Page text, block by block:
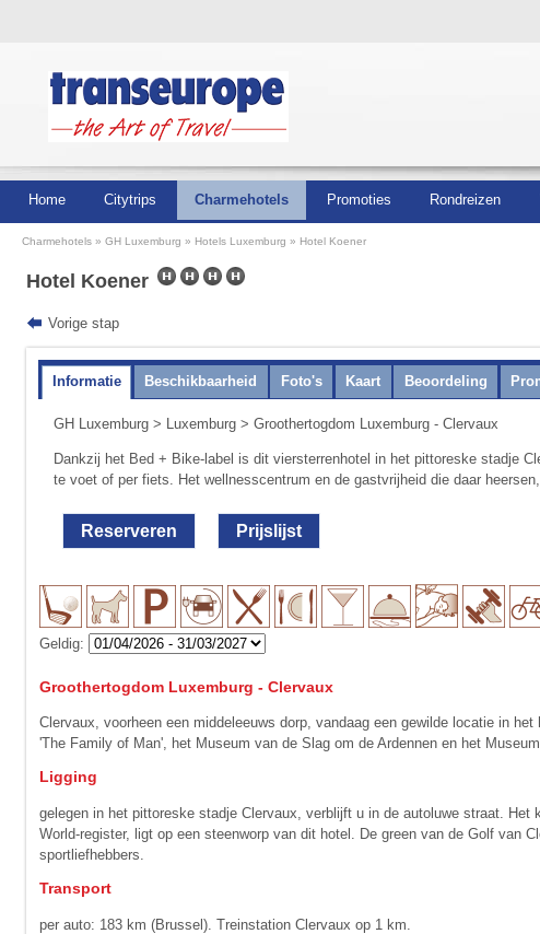
Home Citytrips Charmehotels Promoties Rondreizen
Charmehotels GH Luxemburg Hotels Luxemburg Hotel Koener
Hotel Koener
Vorige stap
Informatie Beschikbaarheid Foto's Kaart Beoordeling
GH Luxemburg > Luxemburg > Groothertogdom Luxemburg - Clervaux
Dankzij het Bed + Bike-label is dit viersterrenhotel in het pittoreske stadje
te voet of per fiets. Het wellnesscentrum en de gastvrijheid die daar
Reserveren Prijslijst
Geldig:
Groothertogdom Luxemburg - Clervaux
Clervaux, voorheen een middeleeuws dorp, vandaag een gewilde locatie in
'The Family of Man', het Museum van de Slag om de Ardennen en het
Ligging
gelegen in het pittoreske stadje Clervaux, verblijft u in de autoluwe straat.
World-register, ligt op een steenworp van dit hotel. De green van de Golf van
sportliefhebbers.
Transport
per auto: 183 km (Brussel). Treinstation Clervaux op 1 km.